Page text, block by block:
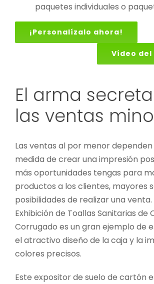
paquetes individuales o
¡Personalízalo ahora!
Vídeo
El arma
las ventas
Las ventas al por menor
medida de crear una impresión
más oportunidades tengas para
productos a los clientes, mayores
posibilidades de realizar una
Exhibición de Toallas Sanitarias de
Corrugado es un gran ejemplo de
el atractivo diseño de la caja y la
colores precisos.
Este expositor de suelo de cartón